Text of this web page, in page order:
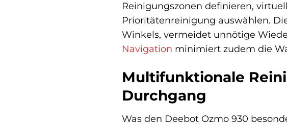
Reinigungszonen definieren,
Prioritätenreinigung auswählen.
Winkels, vermeidet unnötige
Navigation minimiert zudem die
Multifunktionale
Durchgang
Was den Deebot Ozmo 930